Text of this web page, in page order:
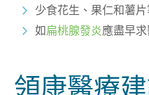
少食花生、果仁和薯
如 扁桃腺發炎應盡早求
領康醫療